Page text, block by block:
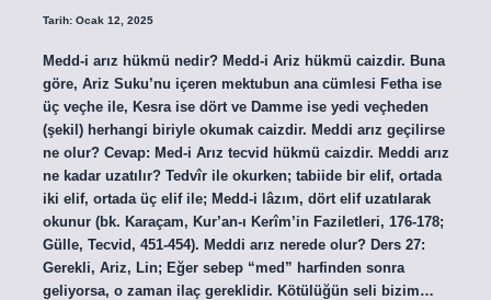
Tarih: Ocak 12, 2025
Medd-i arız hükmü nedir? Medd-i Ariz hükmü caizdir. Buna
göre, Ariz Suku’nu içeren mektubun ana cümlesi Fetha ise
üç veçhe ile, Kesra ise dört ve Damme ise yedi veçheden
(şekil) herhangi biriyle okumak caizdir. Meddi arız geçilirse
ne olur? Cevap: Med-i Arız tecvid hükmü caizdir. Meddi arız
ne kadar uzatılır? Tedvîr ile okurken; tabiide bir elif, ortada
iki elif, ortada üç elif ile; Medd-i lâzım, dört elif uzatılarak
okunur (bk. Karaçam, Kur’an-ı Kerîm’in Faziletleri, 176-178;
Gülle, Tecvid, 451-454). Meddi arız nerede olur? Ders 27:
Gerekli, Ariz, Lin; Eğer sebep “med” harfinden sonra
geliyorsa, o zaman ilaç gereklidir. Kötülüğün seli bizim…